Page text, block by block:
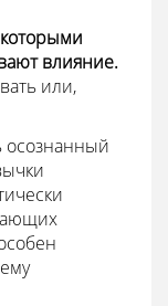
влияние.
или,
осознанный